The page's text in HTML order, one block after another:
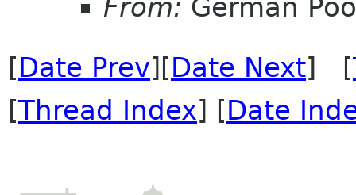
From: Germán
[Date Prev][Date Next] [
[Thread Index] [Date